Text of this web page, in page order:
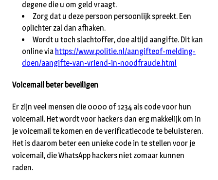
degene die u om geld vraagt.
Zorg dat u deze persoon persoonlijk spreekt. Een
oplichter zal dan afhaken.
Wordt u toch slachtoffer, doe altijd aangifte. Dit kan
online via https://www.politie.nl/aangifteof-melding-
doen/aangifte-van-vriend-in-noodfraude.html
Voicemail beter beveiligen
Er zijn veel mensen die 0000 of 1234 als code voor hun
voicemail. Het wordt voor hackers dan erg makkelijk om in
je voicemail te komen en de verificatiecode te beluisteren.
Het is daarom beter een unieke code in te stellen voor je
voicemail, die WhatsApp hackers niet zomaar kunnen
raden.